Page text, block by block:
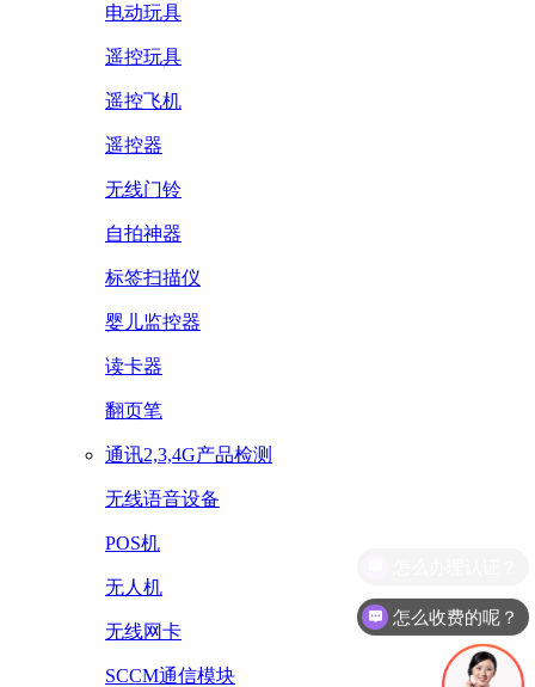
电动玩具
遥控玩具
遥控飞机
遥控器
无线门铃
自拍神器
标签扫描仪
婴儿监控器
读卡器
翻页笔
通讯2,3,4G产品检测
无线语音设备
POS机
无人机
无线网卡
SCCM通信模块
怎么收费的呢？